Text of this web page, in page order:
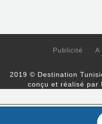
Publicité A
2019 © Destination
conçu et réalisé par